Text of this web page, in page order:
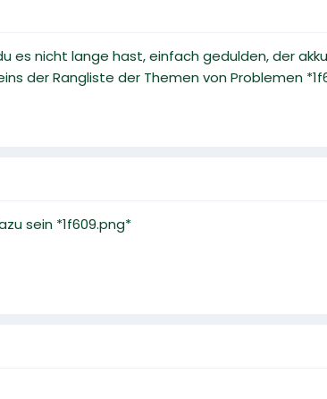
es nicht lange hast, einfach gedulden, der
der Rangliste der Themen von Problemen
sein *1f609.png*